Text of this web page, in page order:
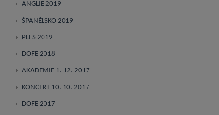
ANGLIE 2019
ŠPANĚLSKO 2019
PLES 2019
DOFE 2018
AKADEMIE 1. 12. 2017
KONCERT 10. 10. 2017
DOFE 2017